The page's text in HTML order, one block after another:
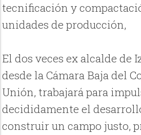
tecnificación y
unidades de producción,
El dos veces ex alcalde de
desde la Cámara Baja del
Unión, trabajará para
decididamente el
construir un campo justo,